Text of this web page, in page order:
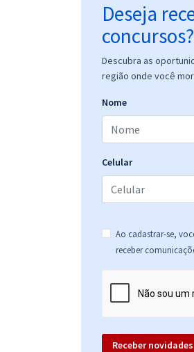
Deseja
concursos?
Descubra as
região onde você
Nome
Celular
Ao cadastrar-se,
receber
Receber novidades